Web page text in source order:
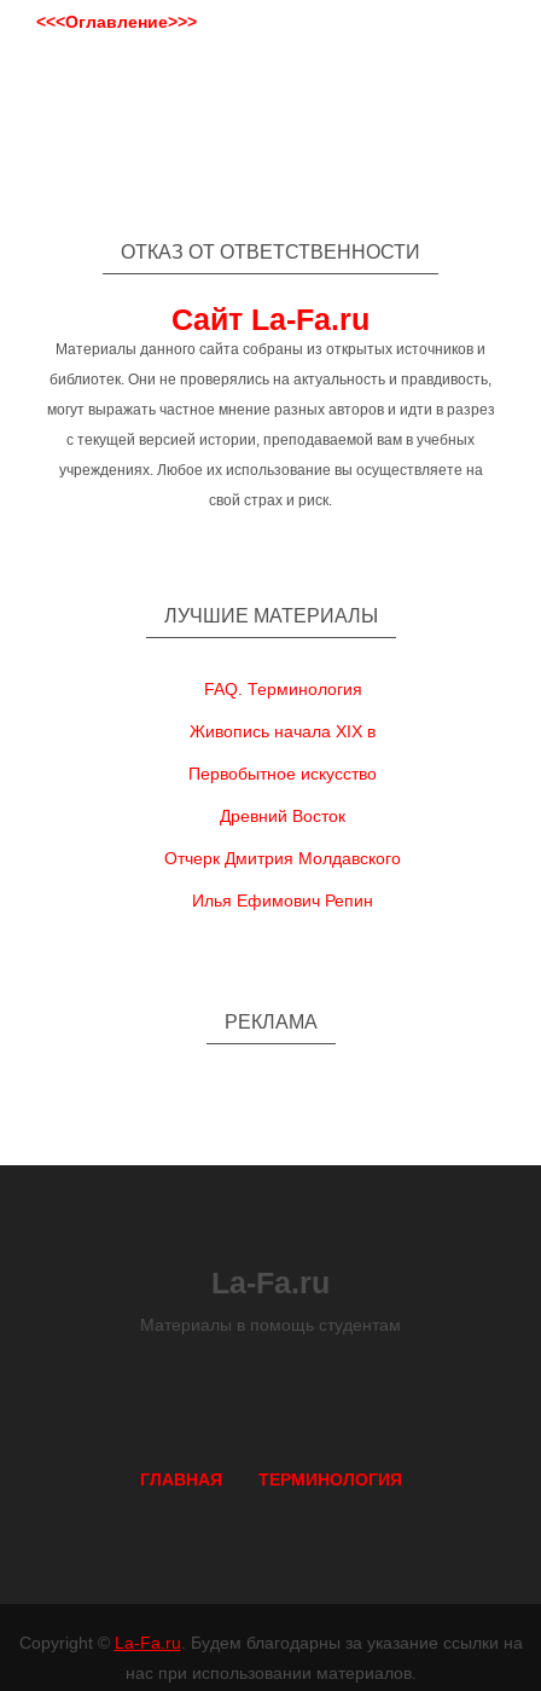
<<<Оглавление>>>
ОТКАЗ ОТ ОТВЕТСТВЕННОСТИ
Сайт La-Fa.ru
Материалы данного сайта собраны из открытых источников и
библиотек. Они не проверялись на актуальность и правдивость,
могут выражать частное мнение разных авторов и идти в разрез
с текущей версией истории, преподаваемой вам в учебных
учреждениях. Любое их использование вы осуществляете на
свой страх и риск.
ЛУЧШИЕ МАТЕРИАЛЫ
FAQ. Терминология
Живопись начала XIX в
Первобытное искусство
Древний Восток
Отчерк Дмитрия Молдавского
Илья Ефимович Репин
РЕКЛАМА
La-Fa.ru
Материалы в помощь студентам
ГЛАВНАЯ ТЕРМИНОЛОГИЯ
Copyright © La-Fa.ru. Будем благодарны за указание ссылки на
нас при использовании материалов.